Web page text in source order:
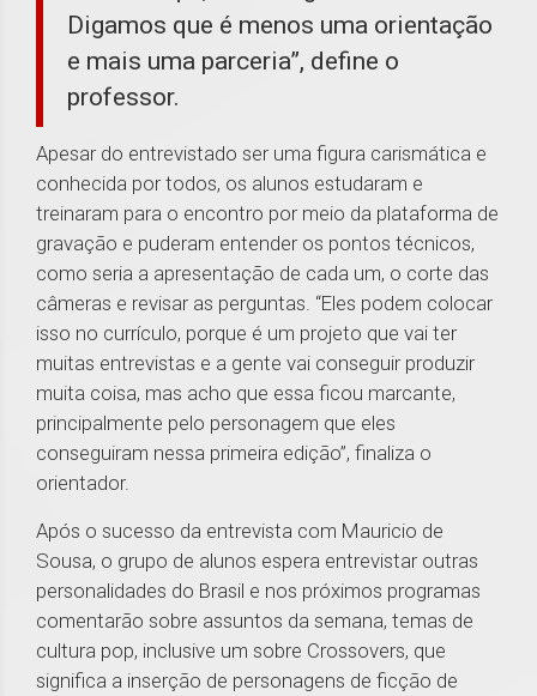
Digamos que é menos uma orientação
e mais uma parceria”, define o
professor.
Apesar do entrevistado ser uma figura carismática e
conhecida por todos, os alunos estudaram e
treinaram para o encontro por meio da plataforma de
gravação e puderam entender os pontos técnicos,
como seria a apresentação de cada um, o corte das
câmeras e revisar as perguntas. “Eles podem colocar
isso no currículo, porque é um projeto que vai ter
muitas entrevistas e a gente vai conseguir produzir
muita coisa, mas acho que essa ficou marcante,
principalmente pelo personagem que eles
conseguiram nessa primeira edição”, finaliza o
orientador.
Após o sucesso da entrevista com Mauricio de
Sousa, o grupo de alunos espera entrevistar outras
personalidades do Brasil e nos próximos programas
comentarão sobre assuntos da semana, temas de
cultura pop, inclusive um sobre Crossovers, que
significa a inserção de personagens de ficção de